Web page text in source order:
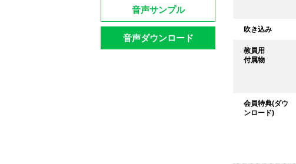
音声サンプル
音声ダウンロード
吹き込み
教員用
付属物
会員特典(ダウ
ンロード)